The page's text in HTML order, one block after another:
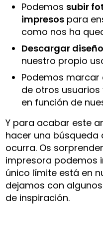
Podemos subir
impresos para
como nos ha
Descargar
nuestro propio
Podemos
de otros
en función de
Y para acabar este
hacer una búsqueda
ocurra. Os
impresora podemos
único límite está en
dejamos con
de inspiración.